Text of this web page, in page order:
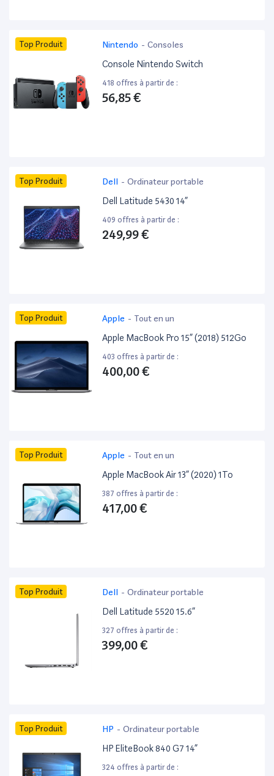
Top Produit Nintendo - Consoles
Console Nintendo Switch
418 offres à partir de :
56,85 €
Top Produit Dell - Ordinateur portable
Dell Latitude 5430 14”
409 offres à partir de :
249,99 €
Top Produit Apple - Tout en un
Apple MacBook Pro 15” (2018) 512Go
403 offres à partir de :
400,00 €
Top Produit Apple - Tout en un
Apple MacBook Air 13” (2020) 1To
387 offres à partir de :
417,00 €
Top Produit Dell - Ordinateur portable
Dell Latitude 5520 15.6”
327 offres à partir de :
399,00 €
Top Produit HP - Ordinateur portable
HP EliteBook 840 G7 14”
324 offres à partir de :